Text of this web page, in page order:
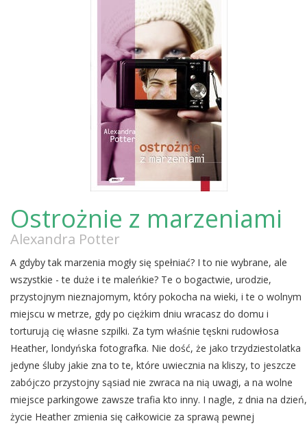
Ostrożnie z marzeniami
Alexandra Potter
A gdyby tak marzenia mogły się spełniać? I to nie wybrane, ale
wszystkie - te duże i te maleńkie? Te o bogactwie, urodzie,
przystojnym nieznajomym, który pokocha na wieki, i te o wolnym
miejscu w metrze, gdy po ciężkim dniu wracasz do domu i
torturują cię własne szpilki. Za tym właśnie tęskni rudowłosa
Heather, londyńska fotografka. Nie dość, że jako trzydziestolatka
jedyne śluby jakie zna to te, które uwiecznia na kliszy, to jeszcze
zabójczo przystojny sąsiad nie zwraca na nią uwagi, a na wolne
miejsce parkingowe zawsze trafia kto inny. I nagle, z dnia na dzień,
życie Heather zmienia się całkowicie za sprawą pewnej